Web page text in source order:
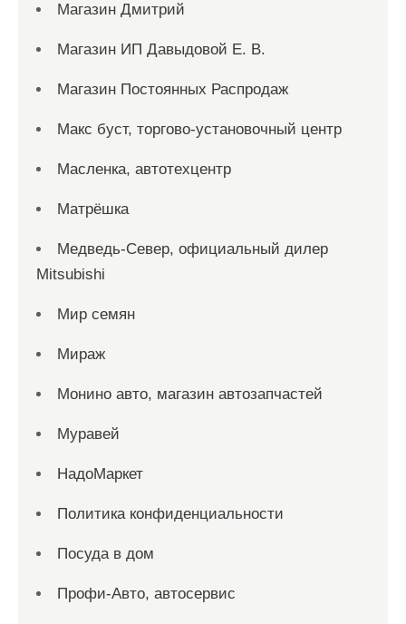
Магазин Дмитрий
Магазин ИП Давыдовой Е. В.
Магазин Постоянных Распродаж
Макс буст, торгово-установочный центр
Масленка, автотехцентр
Матрёшка
Медведь-Север, официальный дилер
Mitsubishi
Мир семян
Мираж
Монино авто, магазин автозапчастей
Муравей
НадоМаркет
Политика конфиденциальности
Посуда в дом
Профи-Авто, автосервис